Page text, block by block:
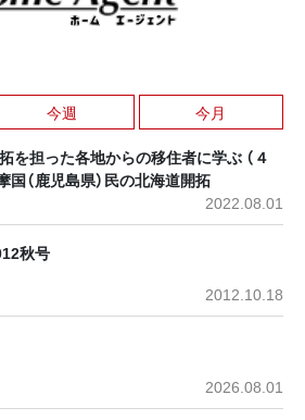
今週 今月
を担った各地からの移住者に学ぶ （４
国（鹿児島県）民の北海道開拓
2022.08.01
秋号
2012.10.18
2026.08.01